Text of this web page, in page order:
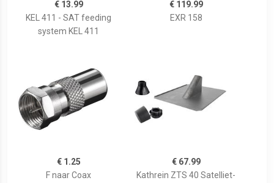
€ 13.99
KEL 411 - SAT feeding
system KEL 411
€ 119.99
EXR 158
€ 1.25
F naar Coax
€ 67.99
Kathrein ZTS 40 Satelliet-